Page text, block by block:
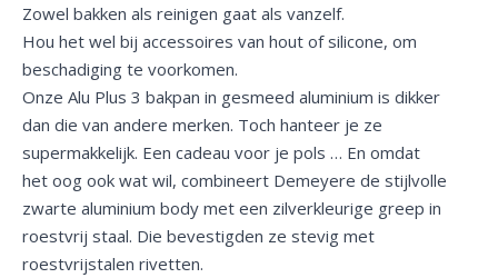
Zowel bakken als reinigen gaat als vanzelf.
Hou het wel bij accessoires van hout of silicone, om
beschadiging te voorkomen.
Onze Alu Plus 3 bakpan in gesmeed aluminium is dikker
dan die van andere merken. Toch hanteer je ze
supermakkelijk. Een cadeau voor je pols … En omdat
het oog ook wat wil, combineert Demeyere de stijlvolle
zwarte aluminium body met een zilverkleurige greep in
roestvrij staal. Die bevestigden ze stevig met
roestvrijstalen rivetten.